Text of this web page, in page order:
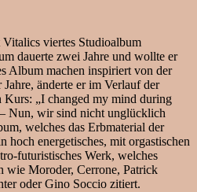
viertes Studioalbum
dauerte zwei Jahre und wollte er
Album machen inspiriert von der
änderte er im Verlauf der
Kurs: „I changed my mind during
Nun, wir sind nicht unglücklich
welches das Erbmaterial der
hoch energetisches, mit orgastischen
futuristisches Werk, welches
wie Moroder, Cerrone, Patrick
oder Gino Soccio zitiert.